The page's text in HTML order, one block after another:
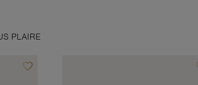
PLAIRE
favorite_borderAjouter à vos favoris